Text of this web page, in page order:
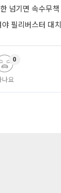
넘기면 속수무책
필리버스터 대치
나요
0